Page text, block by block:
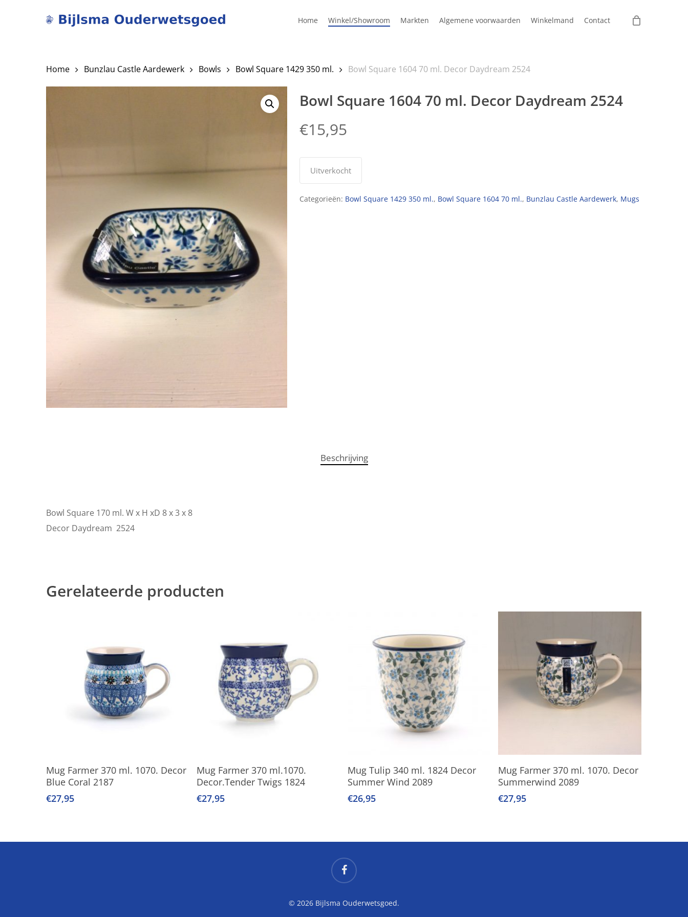
Home Winkel/Showroom Markten Algemene voorwaarden Winkelmand Contact
Home Bunzlau Castle Aardewerk Bowls Bowl Square 1429 350 ml. Bowl Square 1604 70 ml. Decor Daydream 2524
Bowl Square 1604 70 ml. Decor Daydream 2524
€15,95
Uitverkocht
Categorieën: Bowl Square 1429 350 ml., Bowl Square 1604 70 ml., Bunzlau Castle Aardewerk, Mugs
Beschrijving
Bowl Square 170 ml. W x H xD 8 x 3 x 8
Decor Daydream 2524
Gerelateerde producten
Lees Verder
Mug Farmer 370 ml. 1070. Decor
Blue Coral 2187
€27,95
Toevoegen Aan Winkelwagen
Mug Farmer 370 ml.1070.
Decor.Tender Twigs 1824
€27,95
Lees Verder
Mug Tulip 340 ml. 1824 Decor
Summer Wind 2089
€26,95
Lees Verder
Mug Farmer 370 ml. 1070. Decor
Summerwind 2089
€27,95
facebook
© 2026 Bijlsma Ouderwetsgoed.